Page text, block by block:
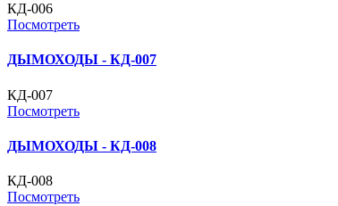
КД-006
Посмотреть
ДЫМОХОДЫ - КД-007
КД-007
Посмотреть
ДЫМОХОДЫ - КД-008
КД-008
Посмотреть